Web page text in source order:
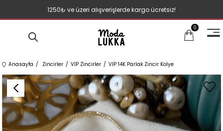
1250₺ ve üzeri alışverişlerde kargo ücretsiz!
0
Anasayfa Zincirler VIP Zincirler VIP 14K Parlak Zincir Kolye